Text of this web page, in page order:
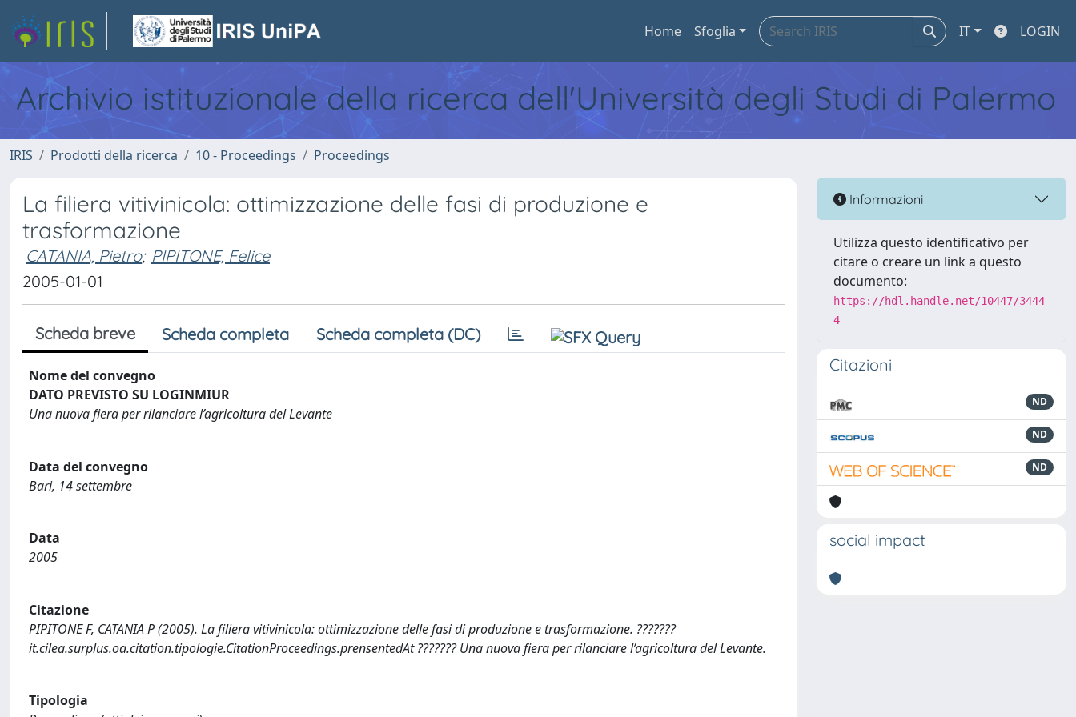
Home Sfoglia IT LOGIN
Archivio istituzionale della ricerca dell'Università degli Studi di Palermo
IRIS Prodotti della ricerca 10 - Proceedings Proceedings
La filiera vitivinicola: ottimizzazione delle fasi di produzione e
trasformazione
CATANIA, Pietro; PIPITONE, Felice
2005-01-01
Scheda breve Scheda completa Scheda completa (DC)
Nome del convegno
DATO PREVISTO SU LOGINMIUR
Una nuova fiera per rilanciare l’agricoltura del Levante
Data del convegno
Bari, 14 settembre
Data
2005
Citazione
PIPITONE F, CATANIA P (2005). La filiera vitivinicola: ottimizzazione delle fasi di produzione e trasformazione. ???????
it.cilea.surplus.oa.citation.tipologie.CitationProceedings.prensentedAt ??????? Una nuova fiera per rilanciare l’agricoltura del Levante.
Tipologia
Informazioni
Utilizza questo identificativo per
citare o creare un link a questo
documento:
https://hdl.handle.net/10447/3444
4
Citazioni
ND
ND
ND
social impact